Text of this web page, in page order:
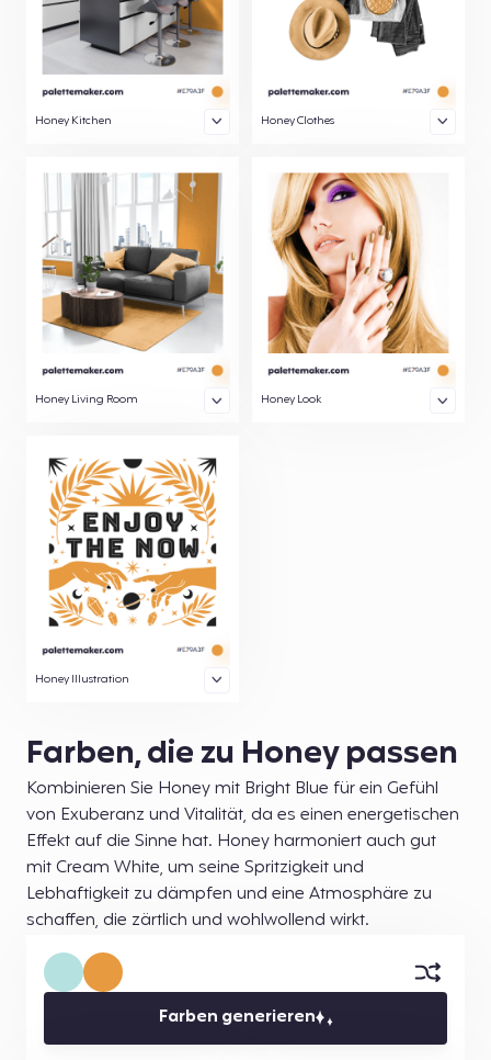
Honey Kitchen Honey Clothes
Honey Living Room Honey Look
Honey Illustration
Farben, die zu Honey passen
Kombinieren Sie Honey mit Bright Blue für ein Gefühl
von Exuberanz und Vitalität, da es einen energetischen
Effekt auf die Sinne hat. Honey harmoniert auch gut
mit Cream White, um seine Spritzigkeit und
Lebhaftigkeit zu dämpfen und eine Atmosphäre zu
schaffen, die zärtlich und wohlwollend wirkt.
Farben generieren